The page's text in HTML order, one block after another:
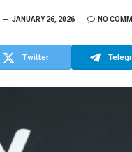
JANUARY 26, 2026 NO
Twitter